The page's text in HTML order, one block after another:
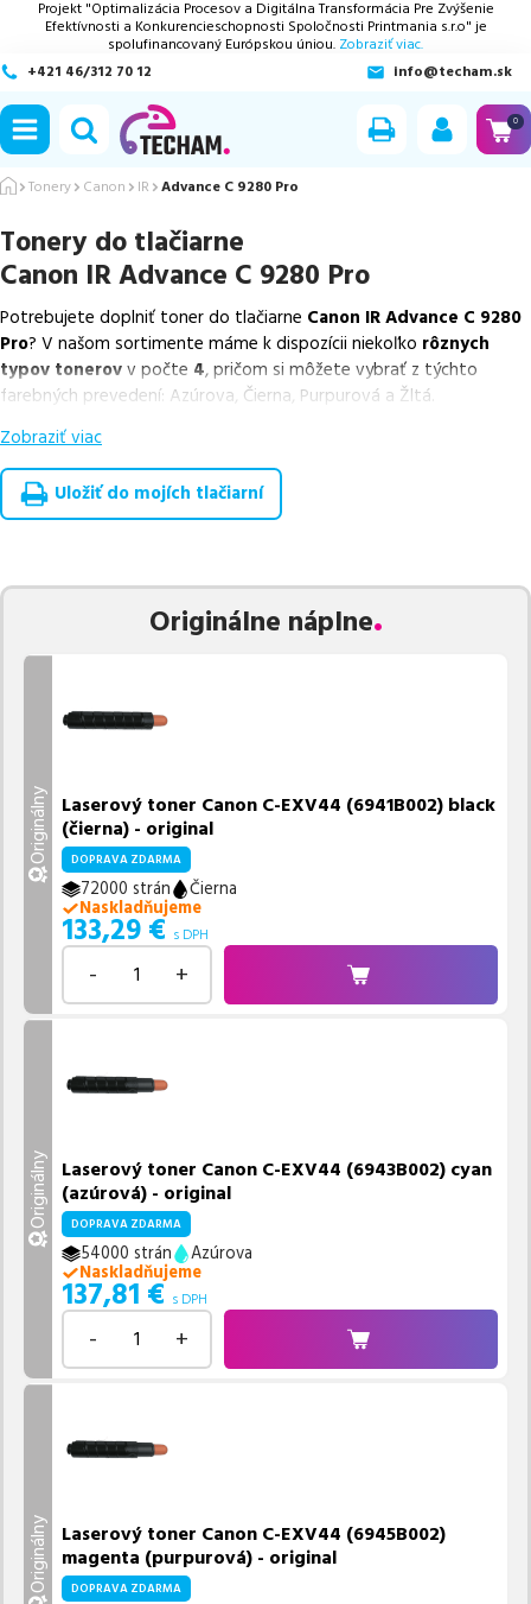
Projekt "Optimalizácia Procesov a Digitálna Transformácia Pre Zvýšenie
Efektívnosti a Konkurencieschopnosti Spoločnosti Printmania s.r.o" je
spolufinancovaný Európskou úniou. Zobraziť viac.
+421 46/312 70 12
info@techam.sk
0
Tonery Canon IR Advance C 9280 Pro
Tonery do tlačiarne
Canon IR Advance C 9280 Pro
Potrebujete doplniť toner do tlačiarne Canon IR Advance C 9280
Pro? V našom sortimente máme k dispozícii niekoľko rôznych
typov tonerovv počte 4, pričom si môžete vybrať z týchto
farebných prevedení: Azúrova, Čierna, Purpurová a Žltá.
Z uvedeného množstva dostupných náplní
náplnev počte4ks.
Celá táto certifikovaná ponuka, spĺňajúca normy ISO 9001 a 14001,
Vieme, že pri nákupe zohráva dôležitú úlohu aj dostupnosť. Preto
pravidelne naskladňovať produkty, aby boli ihneď k
dispozícii na odoslanie.
Ak si pri výbere nie ste istí, ktoré riešenie je pre vaše potreby
nás kedykoľvek obrátiť e-mailom alebo telefonicky. Sme tu, aby
sme vám pomohli vybrať to najlepšie riešenie.
Zobraziť viac
Uložiť do mojích tlačiarní
Originálne náplne
Originálny Laserový toner Canon C-EXV44 (6941B002) black
(čierna) - original
DOPRAVA ZDARMA
72000 strán
Čierna
Naskladňujeme
133,29 € s DPH
- +
Originálny Laserový toner Canon C-EXV44 (6943B002) cyan
(azúrová) - original
DOPRAVA ZDARMA
54000 strán
Azúrova
Naskladňujeme
137,81 € s DPH
- +
Originálny Laserový toner Canon C-EXV44 (6945B002)
magenta (purpurová) - original
DOPRAVA ZDARMA